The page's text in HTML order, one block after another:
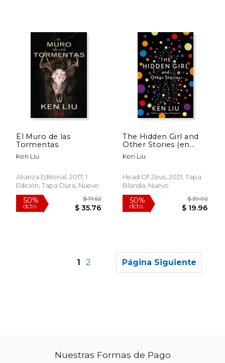
50% 50%
El Muro de las
Tormentas
Ken Liu
Alianza Editorial, 2017, 1
Edición, Tapa Dura, Nuevo
The Hidden Girl and
Other Stories (en
Inglés)
Ken Liu
Head Of Zeus, 2021, Tapa
Blanda, Nuevo
1 2 Página Siguiente
Nuestras Formas de Pago